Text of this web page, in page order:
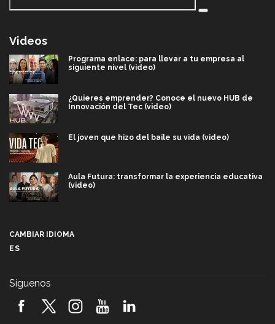
Videos
Programa enlace: para llevar a tu empresa al
siguiente nivel (video)
¿Quieres emprender? Conoce el nuevo HUB de
Innovación del Tec (video)
El joven que hizo del baile su vida (video)
Aula Futura: transformar la experiencia educativa
(video)
2026! (video)
CAMBIAR IDIOMA
ES
Síguenos